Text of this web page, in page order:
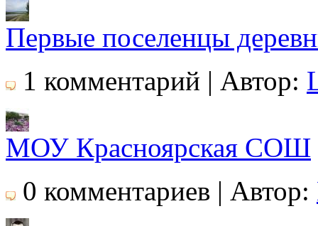
Первые поселенцы
1 комментарий | Автор:
МОУ Красноярская СОШ
0 комментариев | Автор: